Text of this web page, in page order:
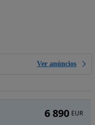
Ver anúncios
6 890 EUR